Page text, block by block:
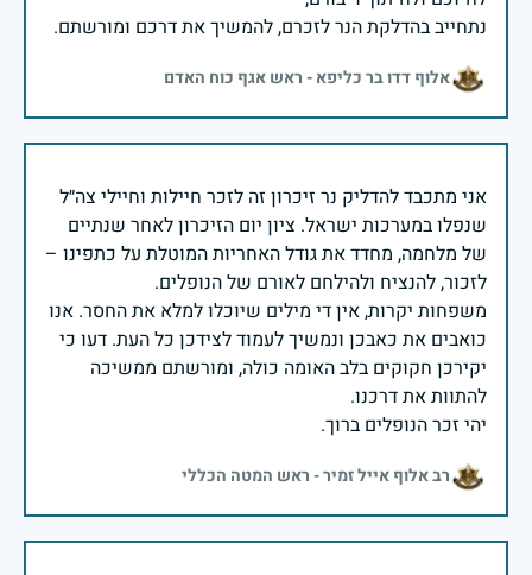
נתחייב בהדלקת הנר לזכרם, להמשיך את דרכם ומורשתם.
אלוף דדו בר כליפא - ראש אגף כוח האדם
אני מתכבד להדליק נר זיכרון זה לזכר חיילות וחיילי צה״ל
שנפלו במערכות ישראל. ציון יום הזיכרון לאחר שנתיים
של מלחמה, מחדד את גודל האחריות המוטלת על כתפינו –
משפחות יקרות, אין די מילים שיוכלו למלא את החסר. אנו
כואבים את כאבכן ונמשיך לעמוד לצידכן כל העת. דעו כי
יקירכן חקוקים בלב האומה כולה, ומורשתם ממשיכה
יהי זכר הנופלים ברוך.
רב אלוף אייל זמיר - ראש המטה הכללי